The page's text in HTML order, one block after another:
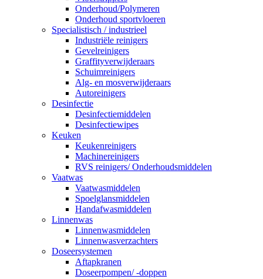
Onderhoud/Polymeren
Onderhoud sportvloeren
Specialistisch / industrieel
Industriële reinigers
Gevelreinigers
Graffityverwijderaars
Schuimreinigers
Alg- en mosverwijderaars
Autoreinigers
Desinfectie
Desinfectiemiddelen
Desinfectiewipes
Keuken
Keukenreinigers
Machinereinigers
RVS reinigers/ Onderhoudsmiddelen
Vaatwas
Vaatwasmiddelen
Spoelglansmiddelen
Handafwasmiddelen
Linnenwas
Linnenwasmiddelen
Linnenwasverzachters
Doseersystemen
Aftapkranen
Doseerpompen/ -doppen